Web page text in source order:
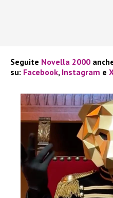
Seguite Novella 2000
su: Facebook, Instagram e